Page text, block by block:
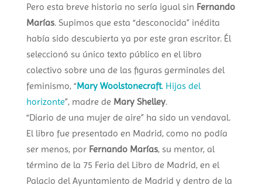
Pero esta breve historia no sería igual sin Fernando
Marías. Supimos que esta “desconocida” inédita
había sido descubierta ya por este gran escritor. Él
seleccionó su único texto público en el libro
colectivo sobre una de las figuras germinales del
feminismo, “Mary Woolstonecraft. Hijas del
horizonte”, madre de Mary Shelley.
“Diario de una mujer de aire” ha sido un vendaval.
El libro fue presentado en Madrid, como no podía
ser menos, por Fernando Marías, su mentor, al
término de la 75 Feria del Libro de Madrid, en el
Palacio del Ayuntamiento de Madrid y dentro de la